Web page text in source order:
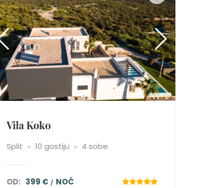
Vila Koko
Split 10 gostiju 4 sobe
OD: 399 € NOĆ